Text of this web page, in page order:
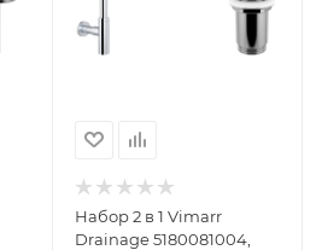
Набор 2 в 1 Vimarr
Drainage 5180081004,